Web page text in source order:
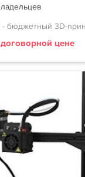
бюджетный 3D-
цене